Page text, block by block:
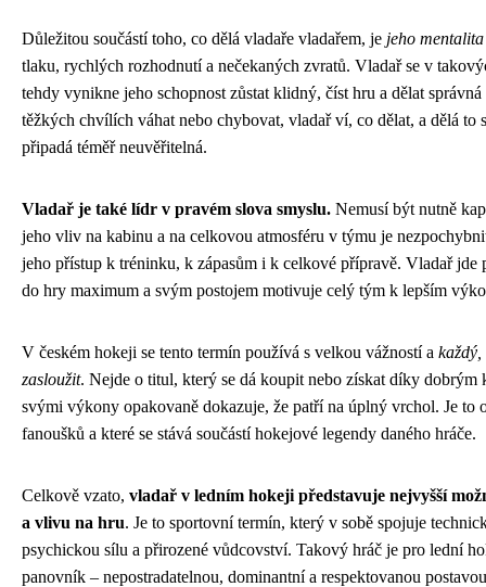
Důležitou součástí toho, co dělá vladaře vladařem, je jeho
tlaku, rychlých rozhodnutí a nečekaných zvratů. Vladař se v
tehdy vynikne jeho schopnost zůstat klidný, číst hru a dělat
těžkých chvílích váhat nebo chybovat, vladař ví, co dělat, a dělá to
připadá téměř neuvěřitelná.
Vladař je také lídr v pravém slova smyslu. Nemusí být nutně
jeho vliv na kabinu a na celkovou atmosféru v týmu je
jeho přístup k tréninku, k zápasům i k celkové přípravě. Vladař
do hry maximum a svým postojem motivuje celý tým k lepším
V českém hokeji se tento termín používá s velkou vážností a
zasloužit. Nejde o titul, který se dá koupit nebo získat díky dobrým
svými výkony opakovaně dokazuje, že patří na úplný vrchol. Je to
fanoušků a které se stává součástí hokejové legendy daného hráče.
Celkově vzato, vladař v ledním hokeji představuje nejvyšší
a vlivu na hru. Je to sportovní termín, který v sobě spojuje
psychickou sílu a přirozené vůdcovství. Takový hráč je pro lední
panovník – nepostradatelnou, dominantní a respektovanou